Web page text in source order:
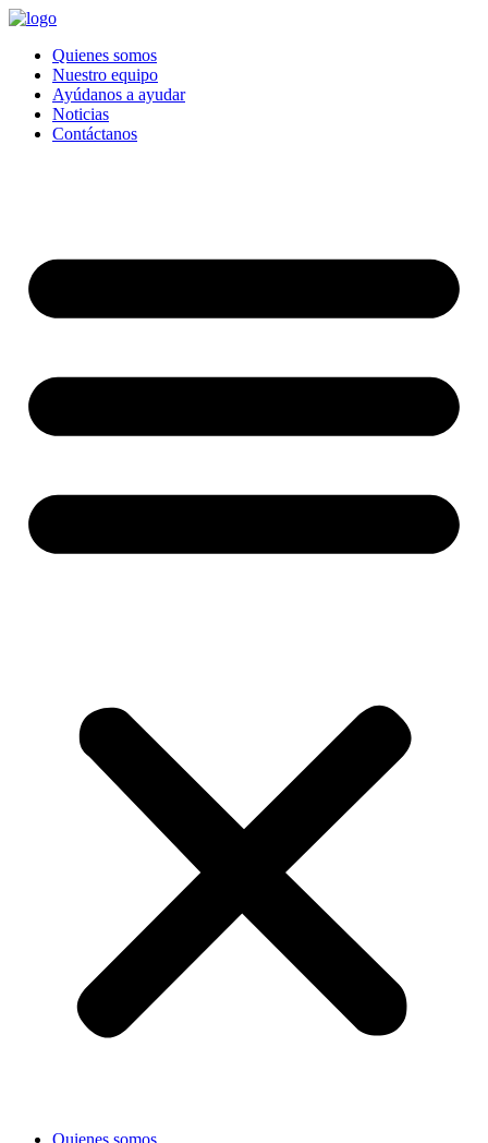
Quienes somos
Nuestro equipo
Ayúdanos a ayudar
Noticias
Contáctanos
Quienes somos